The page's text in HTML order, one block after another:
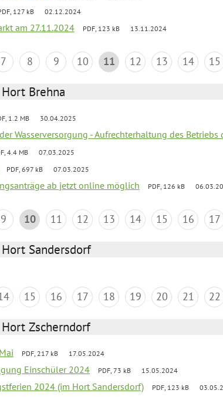
127 kB 02.12.2024
am 27.11.2024 PDF, 123 kB 13.11.2024
7 8 9 10 11 12 13 14 15
Brehna
1.2 MB 30.04.2025
Wasserversorgung - Aufrechterhaltung des Betriebs
4.4 MB 07.03.2025
PDF, 697 kB 07.03.2025
ab jetzt online möglich PDF, 126 kB
9 10 11 12 13 14 15 16 17
Sandersdorf
15 16 17 18 19 20 21 22
Zscherndorf
PDF, 217 kB 17.05.2024
Einschüler 2024 PDF, 73 kB 15.05.2024
2024 (im Hort Sandersdorf) PDF, 123 kB